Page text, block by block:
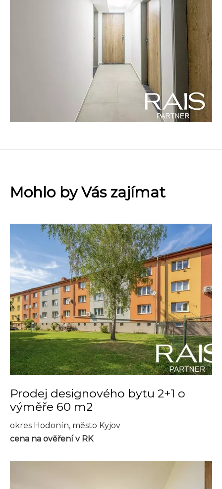
Mohlo by Vás zajímat
Prodej designového bytu 2+1 o
výměře 60 m2
okres Hodonín, město Kyjov
cena na ověření v RK